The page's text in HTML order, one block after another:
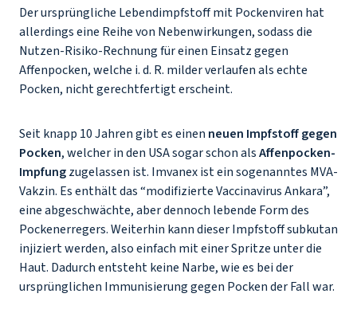
Der ursprüngliche Lebendimpfstoff mit Pockenviren hat
allerdings eine Reihe von Nebenwirkungen, sodass die
Nutzen-Risiko-Rechnung für einen Einsatz gegen
Affenpocken, welche i. d. R. milder verlaufen als echte
Pocken, nicht gerechtfertigt erscheint.
Seit knapp 10 Jahren gibt es einen neuen Impfstoff gegen
Pocken, welcher in den USA sogar schon alsAffenpocken-
Impfungzugelassen ist. Imvanex ist ein sogenanntes MVA-
Vakzin. Es enthält das “modifizierte Vaccinavirus Ankara”,
eine abgeschwächte, aber dennoch lebende Form des
Pockenerregers. Weiterhin kann dieser Impfstoff subkutan
injiziert werden, also einfach mit einer Spritze unter die
Haut. Dadurch entsteht keine Narbe, wie es bei der
ursprünglichen Immunisierung gegen Pocken der Fall war.